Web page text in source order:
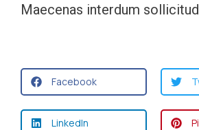
Maecenas interdum
Facebook
LinkedIn